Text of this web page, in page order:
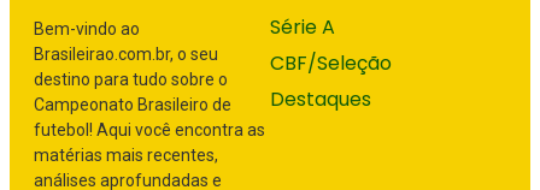
Bem-vindo ao
Brasileirao.com.br, o seu
destino para tudo sobre o
Campeonato Brasileiro de
futebol! Aqui você encontra as
matérias mais recentes,
análises aprofundadas e
Série A
CBF/Seleção
Destaques